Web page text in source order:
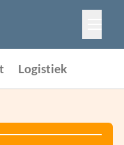
Logistiek